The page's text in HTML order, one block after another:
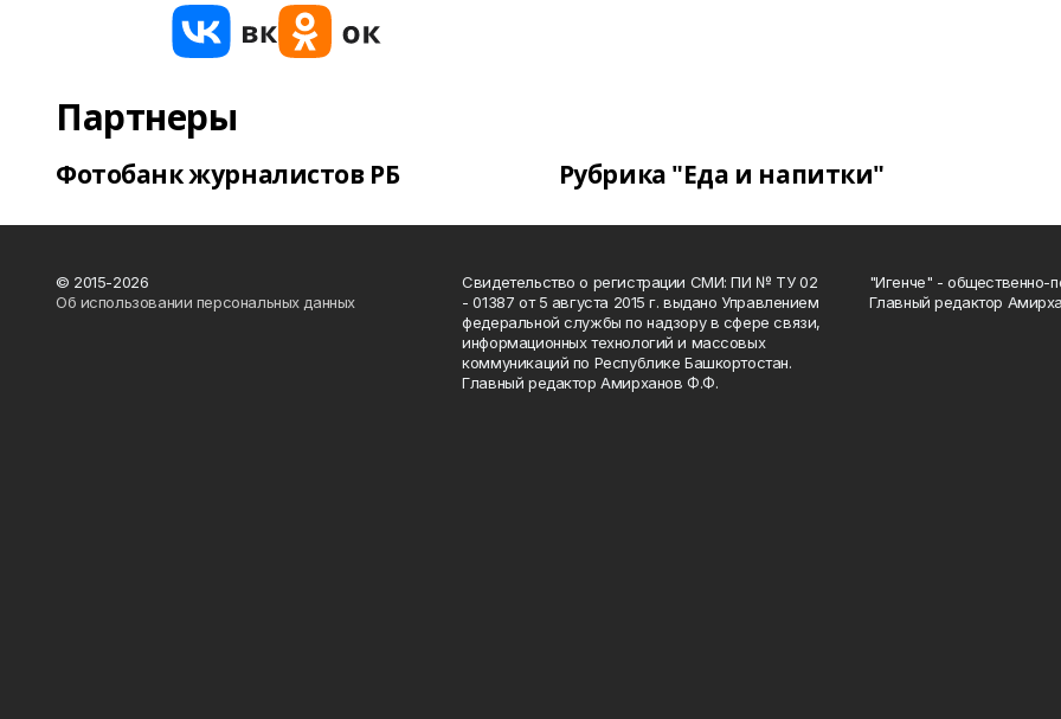
Партнеры
Фотобанк журналистов РБ Рубрика "Еда и напитки"
© 2015-2026
Об использовании персональных данных
Свидетельство о регистрации СМИ: ПИ № ТУ 02
- 01387 от 5 августа 2015 г. выдано Управлением
федеральной службы по надзору в сфере связи,
информационных технологий и массовых
коммуникаций по Республике Башкортостан.
Главный редактор Амирханов Ф.Ф.
"Игенче" - общественно-
Главный редактор